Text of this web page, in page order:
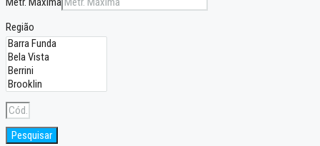
Região
Pesquisar